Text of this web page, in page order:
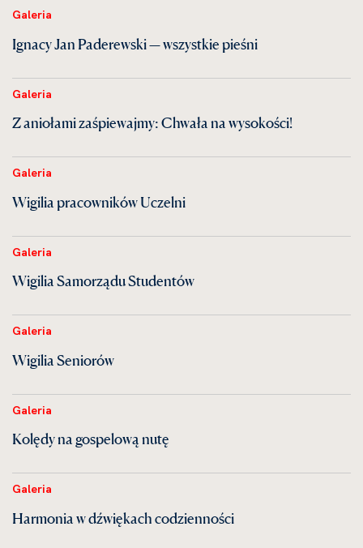
Galeria
Ignacy Jan Paderewski — wszystkie pieśni
Galeria
Z aniołami zaśpiewajmy: Chwała na wysokości!
Galeria
Wigilia pracowników Uczelni
Galeria
Wigilia Samorządu Studentów
Galeria
Wigilia Seniorów
Galeria
Kolędy na gospelową nutę
Galeria
Harmonia w dźwiękach codzienności